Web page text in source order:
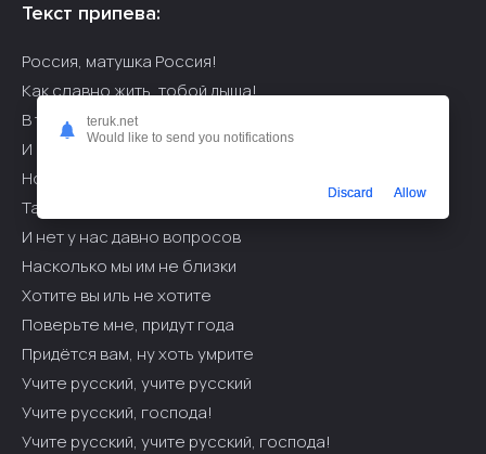
Текст припева:
Россия, матушка Россия!
Как славно жить, тобой дыша!
В тебе Божественная сила
И ею полнится душа!
Но есть соседи, чьи запросы
Так непомерно велики
И нет у нас давно вопросов
Насколько мы им не близки
Хотите вы иль не хотите
Поверьте мне, придут года
Придётся вам, ну хоть умрите
Учите русский, учите русский
Учите русский, господа!
Учите русский, учите русский, господа!
teruk.net
Would like to send you notifications
Discard Allow